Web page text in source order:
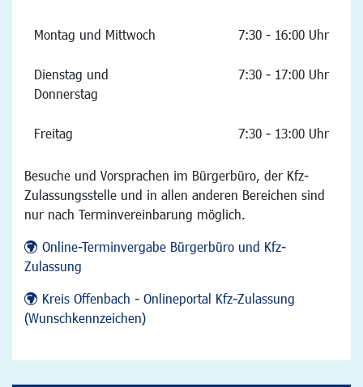
Montag und Mittwoch 7:30 - 16:00 Uhr
Dienstag und
Donnerstag
7:30 - 17:00 Uhr
Freitag 7:30 - 13:00 Uhr
Besuche und Vorsprachen im Bürgerbüro, der Kfz-
Zulassungsstelle und in allen anderen Bereichen sind
nur nach Terminvereinbarung möglich.
Online-Terminvergabe Bürgerbüro und Kfz-
Zulassung
Kreis Offenbach - Onlineportal Kfz-Zulassung
(Wunschkennzeichen)